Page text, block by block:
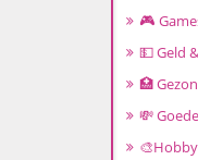
🎮
💵 Geld
🏥
💸
🎨Hobby